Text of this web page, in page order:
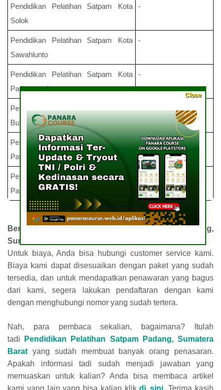
Pendidikan Pelatihan Satpam
Kota
Solok
-
Pendidikan Pelatihan Satpam
Kota
Sawahlunto
-
Pendidikan Pelatihan Satpam
Kota
Padangpanjang
-
Pendidikan Pelatihan SatpamKota
Bukittinggi
-
Pendidikan Pelatihan SatpamKota
Payakumbuh
-
Pendidikan Pelatihan SatpamKota
Pariaman
-
Berapa Biaya
Padang,
Sumatera Barat?
Untuk biaya, Anda bisa hubungi customer service kami.
Biaya kami dapat disesuaikan dengan paket yang sudah
tersedia, dan untuk mendapatkan penawaran yang bagus
dari kami, segera lakukan pendaftaran dengan kami
dengan menghubungi nomor yang sudah tertera.
Nah, para pembaca sekalian, bagaimana? Itulah
tadi
Pendidikan Pelatihan Satpam
Padang, Sumatera
Barat yang sudah membuat banyak orang penasaran.
Apakah informasi tadi sudah menjadi jawaban yang
memuaskan untuk kalian? Anda bisa membaca artikel
Close